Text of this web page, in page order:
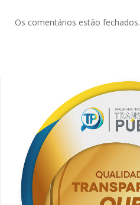
Os comentários estão fechados.